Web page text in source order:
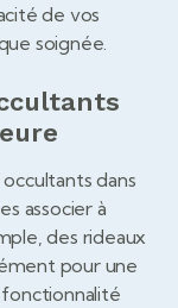
de vos
soignée.
dans
associer à
des rideaux
pour une